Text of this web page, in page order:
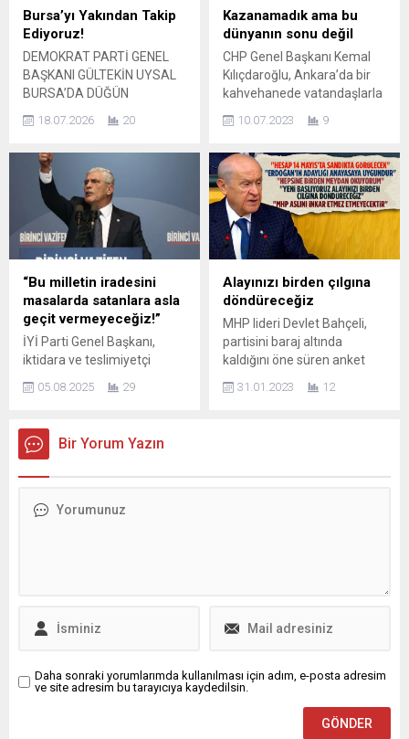
siz de İYİ Parti gibi, tek
başınıza...
yanlış bilgiler sonucu
yaşanan gelişmelerin endişe
verici olduğunu ancak bu
durumun düzeltilmeyeceği...
Bursa’yı Yakından Takip
Ediyoruz!
DEMOKRAT PARTİ GENEL
BAŞKANI GÜLTEKİN UYSAL
BURSA’DA DÜĞÜN
PARTİLİLERLE BİR ARAYA
Parti Genel Başkanı Gültekin
Uysal, Bursa’da
gerçekleştirilen anlamlı bir
düğün organizasyonunda
partililer, eski yol arkadaşları
ve teşkilat mensuplarıyla bir
araya geldi. Demokrat Parti
Genel İdare Kurulu (GİK)
üyesi Ahmet Okur’un
oğlunun düğün merasimi,
siyaset...
18.07.2026 20
Kazanamadık ama bu
dünyanın sonu değil
CHP Genel Başkanı Kemal
Kılıçdaroğlu, Ankara’da bir
kahvehanede vatandaşlarla
sonuçlarını değerlendirdi.
vicdanen müsterihiz.” diyen
Kılıçdaroğlu, “Bu dünyanın
sonu değil. Yapılan ilk seçim
de değil son seçim de değil”
dedi. 14-28 Mayıs
seçimlerinin
ardından CHP‘de “değişim”
tartışmaları devam ederken
CHP Genel Başkanı Kemal
Kılıçdaroğlu, seçim
sonuçlarını...
10.07.2023 9
“Bu milletin iradesini
masalarda satanlara asla
geçit vermeyeceğiz!”
İYİ Parti Genel Başkanı,
iktidara ve teslimiyetçi
“Bu milletin iradesini
geçit vermeyeceğiz!” İYİ
Parti Genel Başkanı
“Birinci Vazifen” mitinginde
alan...
05.08.2025 29
Alayınızı birden çılgına
döndüreceğiz
MHP lideri Devlet Bahçeli,
partisini baraj altında
kaldığını öne süren anket
başlıyoruz, alayınızı birden
31.01.2023 12
Bir Yorum Yazın
Daha sonraki yorumlarımda kullanılması için adım, e-posta adresim
ve site adresim bu tarayıcıya kaydedilsin.